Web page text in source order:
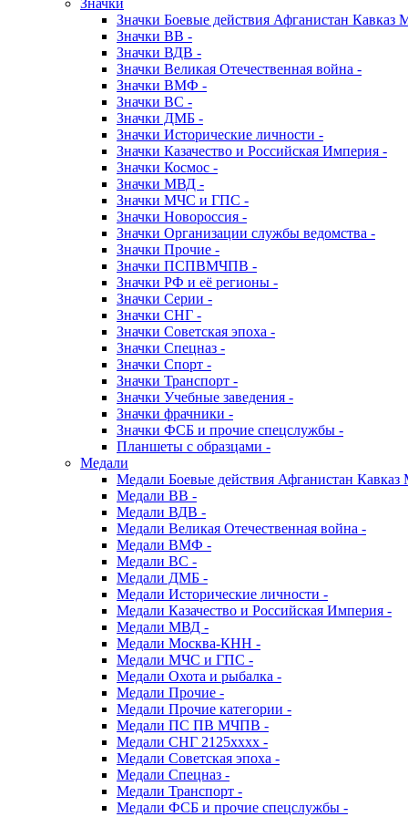
Значки
Значки Боевые действия Афганистан Кавказ
Значки ВВ -
Значки ВДВ -
Значки Великая Отечественная война -
Значки ВМФ -
Значки ВС -
Значки ДМБ -
Значки Исторические личности -
Значки Казачество и Российская Империя -
Значки Космос -
Значки МВД -
Значки МЧС и ГПС -
Значки Новороссия -
Значки Организации службы ведомства -
Значки Прочие -
Значки ПСПВМЧПВ -
Значки РФ и её регионы -
Значки Серии -
Значки СНГ -
Значки Советская эпоха -
Значки Спецназ -
Значки Спорт -
Значки Транспорт -
Значки Учебные заведения -
Значки фрачники -
Значки ФСБ и прочие спецслужбы -
Планшеты с образцами -
Медали
Медали Боевые действия Афганистан
Медали ВВ -
Медали ВДВ -
Медали Великая Отечественная война -
Медали ВМФ -
Медали ВС -
Медали ДМБ -
Медали Исторические личности -
Медали Казачество и Российская Империя -
Медали МВД -
Медали Москва-КНН -
Медали МЧС и ГПС -
Медали Охота и рыбалка -
Медали Прочие -
Медали Прочие категории -
Медали ПС ПВ МЧПВ -
Медали СНГ 2125хххх -
Медали Советская эпоха -
Медали Спецназ -
Медали Транспорт -
Медали ФСБ и прочие спецслужбы -